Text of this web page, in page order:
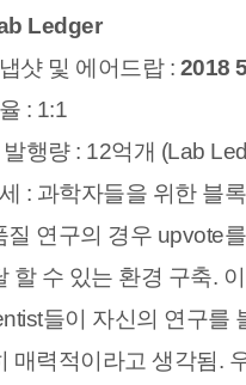
Ledger
샷 및 에어드랍 : 2018
: 1:1
발행량 : 12억개 (Lab
: 과학자들을 위한 블
질 연구의 경우 upvote
할 수 있는 환경 구축.
들이 자신의 연구를
매력적이라고 생각됨.